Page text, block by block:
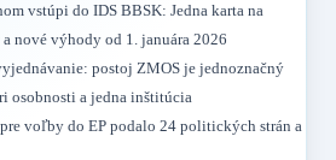
vstúpi do IDS BBSK: Jedna karta na
nové výhody od 1. januára 2026
postoj ZMOS je jednoznačný
osobnosti a jedna inštitúcia
voľby do EP podalo 24 politických strán a